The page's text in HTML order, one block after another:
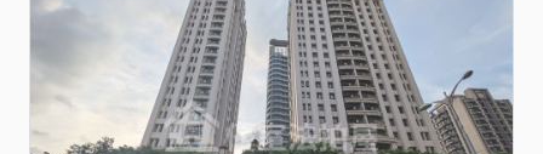
係未辦保存登記之增建物，
拍定後就該部份，拍定人無
法持本院核發之權利移轉證
書辦理所有權登記，惟可否
辦理第一次建物登記，由拍